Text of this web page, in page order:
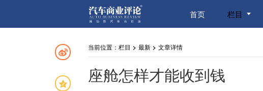
首页 栏目
当前位置： 栏目 > 最新 > 文章详情
座舱怎样才能收到钱